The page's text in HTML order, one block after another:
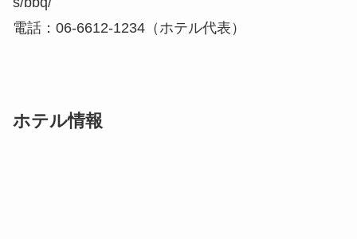
ホテル情報